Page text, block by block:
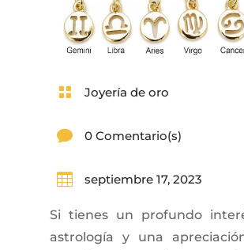
 Joyería de oro
 0 Comentario(s)
 septiembre 17, 2023
Si tienes un profundo
astrología y una